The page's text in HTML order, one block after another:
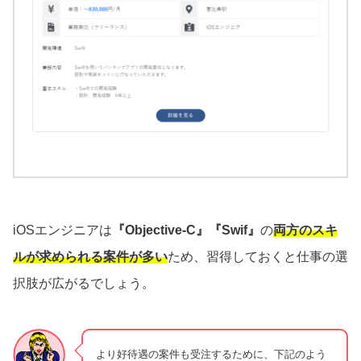
iOSエンジニアは 『Objective-C』『Swif』 の両方のスキ
ルが求められる案件が多いため、習得しておくと仕事の選
択肢が広がるでしょう。
より好待遇の案件も受注するために、下記のよう